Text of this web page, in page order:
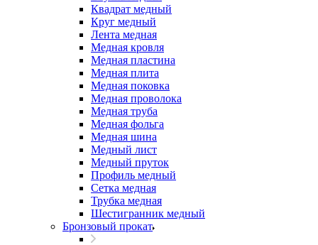
Квадрат медный
Круг медный
Лента медная
Медная кровля
Медная пластина
Медная плита
Медная поковка
Медная проволока
Медная труба
Медная фольга
Медная шина
Медный лист
Медный пруток
Профиль медный
Сетка медная
Трубка медная
Шестигранник медный
Бронзовый прокат